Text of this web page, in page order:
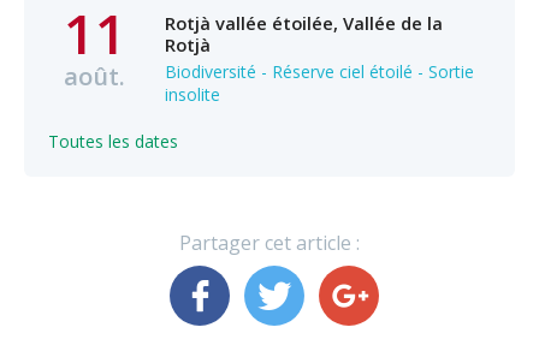
11
août.
Rotjà vallée étoilée, Vallée de la
Rotjà
Biodiversité - Réserve ciel étoilé - Sortie
insolite
Toutes les dates
Partager cet article :